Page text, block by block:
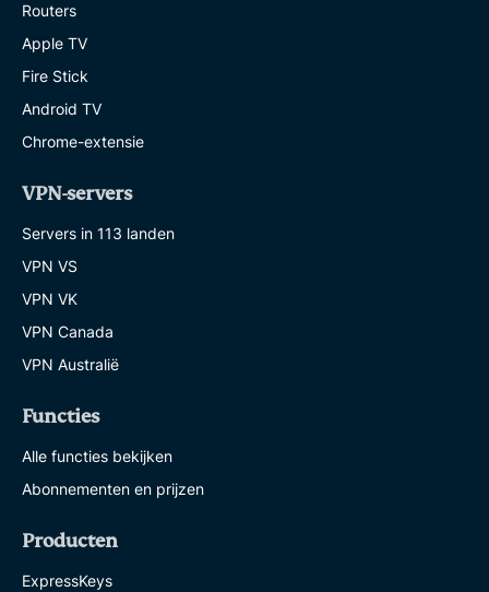
Routers
Apple TV
Fire Stick
Android TV
Chrome-extensie
VPN-servers
Servers in 113 landen
VPN VS
VPN VK
VPN Canada
VPN Australië
Functies
Alle functies bekijken
Abonnementen en prijzen
Producten
ExpressKeys